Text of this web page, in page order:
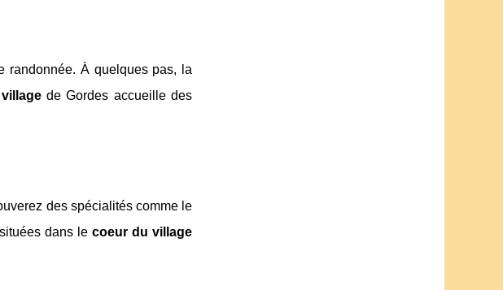
randonnée. À quelques pas, la
de Gordes accueille des
des spécialités comme le
situées dans le coeur du village